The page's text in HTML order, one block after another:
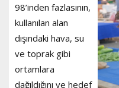
98’inden fazlasının,
kullanılan alan
dışındaki hava, su
ve toprak gibi
ortamlara
dağıldığını ve hedef